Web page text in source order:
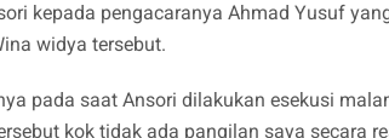
kepada pengacaranya Ahmad Yusuf
widya tersebut.
pada saat Ansori dilakukan esekusi
kok tidak ada pangilan saya secara